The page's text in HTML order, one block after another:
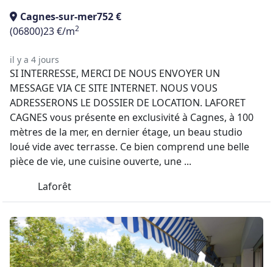
Cagnes-sur-mer752 €
(06800)23 €/m2
il y a 4 jours
SI INTERRESSE, MERCI DE NOUS ENVOYER UN
MESSAGE VIA CE SITE INTERNET. NOUS VOUS
ADRESSERONS LE DOSSIER DE LOCATION. LAFORET
CAGNES vous présente en exclusivité à Cagnes, à 100
mètres de la mer, en dernier étage, un beau studio
loué vide avec terrasse. Ce bien comprend une belle
pièce de vie, une cuisine ouverte, une ...
Laforêt